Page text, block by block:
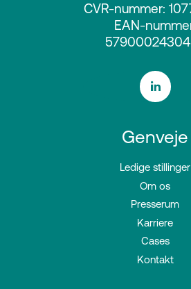
CVR-nummer:
EAN-
Genveje
Ledige stillinger
Om os
Presserum
Karriere
Cases
Kontakt